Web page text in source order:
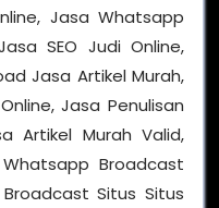
Jasa Whatsapp
SEO Judi Online,
Jasa Artikel Murah,
Jasa Penulisan
Artikel Murah Valid,
Broadcast
Situs Situs